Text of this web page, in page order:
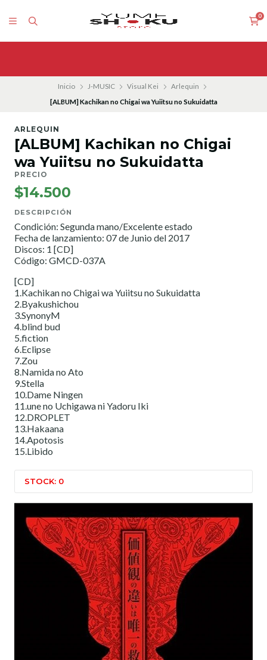
0
Inicio J-MUSIC Visual Kei
Arlequin
[ALBUM] Kachikan no Chigai wa Yuiitsu no Sukuidatta
ARLEQUIN
[ALBUM] Kachikan no Chigai
wa Yuiitsu no Sukuidatta
PRECIO
$14.500
DESCRIPCIÓN
Condición: Segunda mano/Excelente estado
Fecha de lanzamiento: 07 de Junio del 2017
Discos: 1 [CD]
Código: GMCD-037A
[CD]
1.Kachikan no Chigai wa Yuiitsu no Sukuidatta
2.Byakushichou
3.SynonyM
4.blind bud
5.fiction
6.Eclipse
7.Zou
8.Namida no Ato
9.Stella
10.Dame Ningen
11.une no Uchigawa ni Yadoru Iki
12.DROPLET
13.Hakaana
14.Apotosis
15.Libido
STOCK: 0